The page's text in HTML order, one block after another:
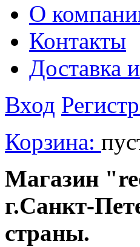
О
Контакты
Доставка
Вход
Корзина:
Магазин
г.Санкт-
страны.